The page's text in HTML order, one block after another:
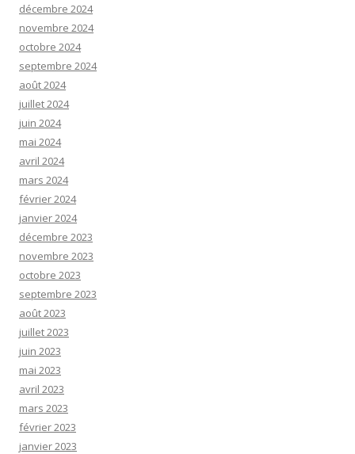
décembre 2024
novembre 2024
octobre 2024
septembre 2024
août 2024
juillet 2024
juin 2024
mai 2024
avril 2024
mars 2024
février 2024
janvier 2024
décembre 2023
novembre 2023
octobre 2023
septembre 2023
août 2023
juillet 2023
juin 2023
mai 2023
avril 2023
mars 2023
février 2023
janvier 2023